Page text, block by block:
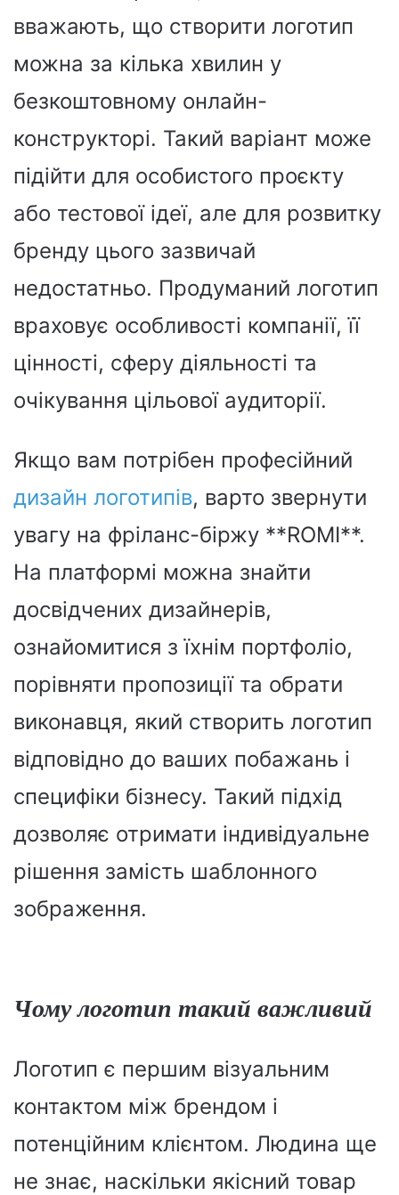
вважають, що створити логотип
можна за кілька хвилин у
безкоштовному онлайн-
конструкторі. Такий варіант може
підійти для особистого проєкту
або тестової ідеї, але для розвитку
бренду цього зазвичай
недостатньо. Продуманий логотип
враховує особливості компанії, її
цінності, сферу діяльності та
очікування цільової аудиторії.
Якщо вам потрібен професійний
дизайн логотипів, варто звернути
увагу на фріланс-біржу **ROMI**.
На платформі можна знайти
досвідчених дизайнерів,
ознайомитися з їхнім портфоліо,
порівняти пропозиції та обрати
виконавця, який створить логотип
відповідно до ваших побажань і
специфіки бізнесу. Такий підхід
дозволяє отримати індивідуальне
рішення замість шаблонного
зображення.
Чому логотип такий важливий
Логотип є першим візуальним
контактом між брендом і
потенційним клієнтом. Людина ще
не знає, наскільки якісний товар